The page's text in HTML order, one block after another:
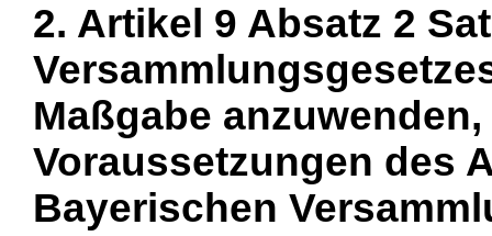
2. Artikel 9 Absatz 2
Maßgabe
Voraussetzungen des
Bayerischen